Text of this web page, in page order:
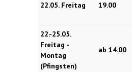
22.05. Freitag 19.00
22.-25.05.
Freitag -
Montag
(Pfingsten)
ab 14.00